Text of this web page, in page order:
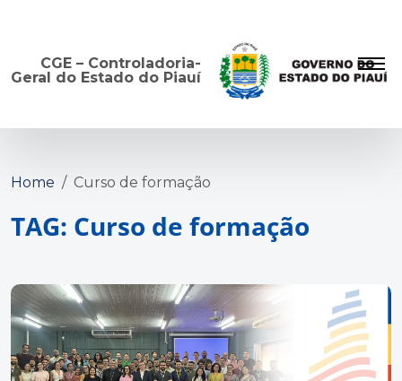
CGE – Controladoria-
Geral do Estado do Piauí
Home Curso de formação
TAG: Curso de formação